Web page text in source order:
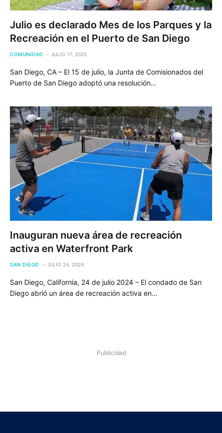
Julio es declarado Mes de los Parques y la
Recreación en el Puerto de San Diego
COMUNIDAD JULIO 17, 2025
San Diego, CA – El 15 de julio, la Junta de Comisionados del
Puerto de San Diego adoptó una resolución…
Inauguran nueva área de recreación
activa en Waterfront Park
SAN DIEGO JULIO 24, 2024
San Diego, California, 24 de julio 2024 – El condado de San
Diego abrió un área de recreación activa en…
Publicidad